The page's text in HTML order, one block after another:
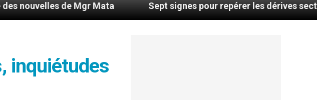
de Mgr Mata Sept signes pour repérer les dérives sectaires du
inquiétudes